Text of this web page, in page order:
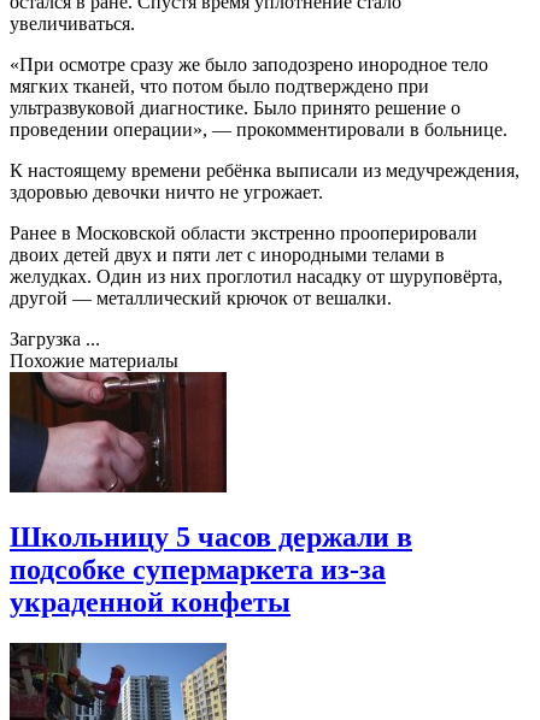
увеличиваться.
«При осмотре сразу же было заподозрено инородное тело
мягких тканей, что потом было подтверждено при
ультразвуковой диагностике. Было принято решение о
проведении операции», — прокомментировали в больнице.
К настоящему времени ребёнка выписали из медучреждения,
здоровью девочки ничто не угрожает.
Ранее в Московской области экстренно прооперировали
двоих детей двух и пяти лет с инородными телами в
желудках. Один из них проглотил насадку от шуруповёрта,
другой — металлический крючок от вешалки.
Загрузка ...
Похожие материалы
Школьницу 5 часов держали в
подсобке супермаркета из-за
украденной конфеты